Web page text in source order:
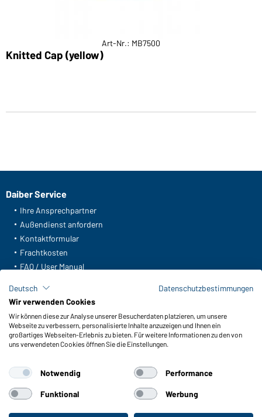
Art-Nr.: MB7500
Knitted Cap (yellow)
Daiber Service
Ihre Ansprechpartner
Außendienst anfordern
Kontaktformular
Frachtkosten
FAQ / User Manual
Meldeportal nach Hinweisgeberschutz
Funktionen & Pflege
Produkteigenschaften
Pflegehinweise
Farben
WORKWEAR COLLECTION
Deutsch
Datenschutzbestimmungen
Wir verwenden Cookies
Wir können diese zur Analyse unserer Besucherdaten platzieren, um unsere
Webseite zu verbessern, personalisierte Inhalte anzuzeigen und Ihnen ein
großartiges Webseiten-Erlebnis zu bieten. Für weitere Informationen zu den von
uns verwendeten Cookies öffnen Sie die Einstellungen.
Notwendig Performance
Funktional Werbung